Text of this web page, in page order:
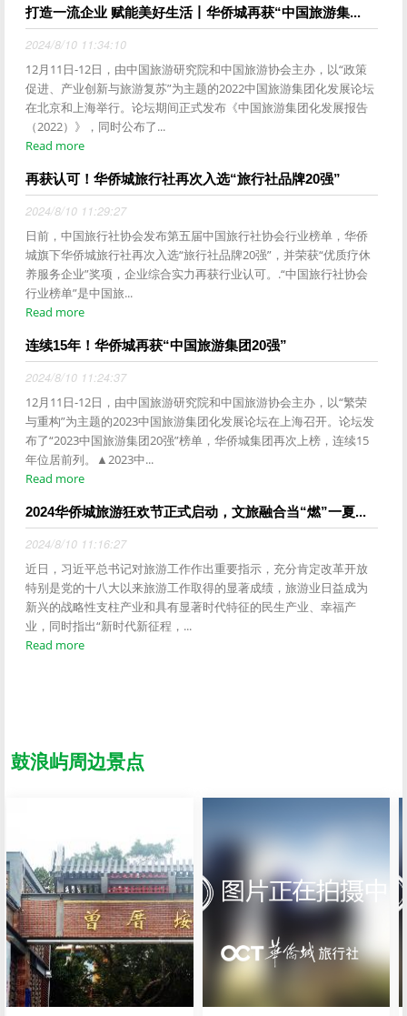
打造一流企业 赋能美好生活丨华侨城再获“中国旅游集...
2024/8/10 11:34:10
12月11日-12日，由中国旅游研究院和中国旅游协会主办，以“政策
促进、产业创新与旅游复苏”为主题的2022中国旅游集团化发展论坛
在北京和上海举行。论坛期间正式发布《中国旅游集团化发展报告
（2022）》，同时公布了...
Read more
再获认可！华侨城旅行社再次入选“旅行社品牌20强”
2024/8/10 11:29:27
日前，中国旅行社协会发布第五届中国旅行社协会行业榜单，华侨
城旗下华侨城旅行社再次入选“旅行社品牌20强”，并荣获“优质疗休
养服务企业”奖项，企业综合实力再获行业认可。.“中国旅行社协会
行业榜单”是中国旅...
Read more
连续15年！华侨城再获“中国旅游集团20强”
2024/8/10 11:24:37
12月11日-12日，由中国旅游研究院和中国旅游协会主办，以“繁荣
与重构”为主题的2023中国旅游集团化发展论坛在上海召开。论坛发
布了“2023中国旅游集团20强”榜单，华侨城集团再次上榜，连续15
年位居前列。▲2023中...
Read more
2024华侨城旅游狂欢节正式启动，文旅融合当“燃”一夏...
2024/8/10 11:16:27
近日，习近平总书记对旅游工作作出重要指示，充分肯定改革开放
特别是党的十八大以来旅游工作取得的显著成绩，旅游业日益成为
新兴的战略性支柱产业和具有显著时代特征的民生产业、幸福产
业，同时指出“新时代新征程，...
Read more
鼓浪屿周边景点